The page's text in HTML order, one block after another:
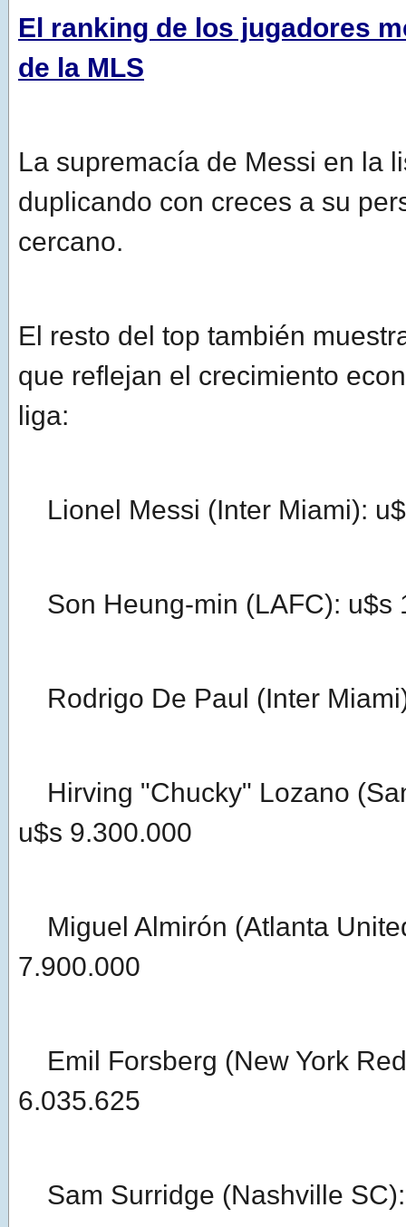
El ranking de los jugadores
de la MLS
La supremacía de Messi en la
duplicando con creces a su
cercano.
El resto del top también
que reflejan el crecimiento
liga:
Lionel Messi (Inter Miami):
Son Heung-min (LAFC): u$s
Rodrigo De Paul (Inter
Hirving "Chucky" Lozano
u$s 9.300.000
Miguel Almirón (Atlanta
7.900.000
Emil Forsberg (New York
6.035.625
Sam Surridge (Nashville